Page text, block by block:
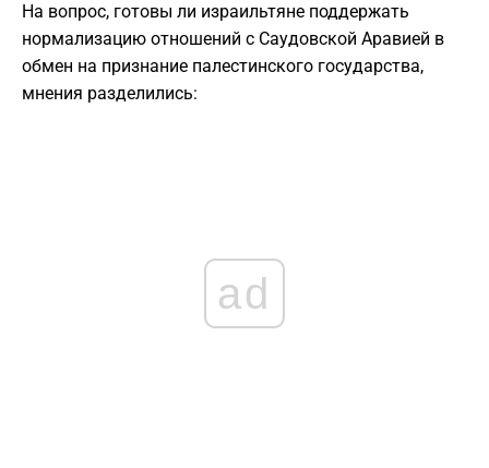
На вопрос, готовы ли израильтяне поддержать
нормализацию отношений с Саудовской Аравией в
обмен на признание палестинского государства,
мнения разделились:
ad